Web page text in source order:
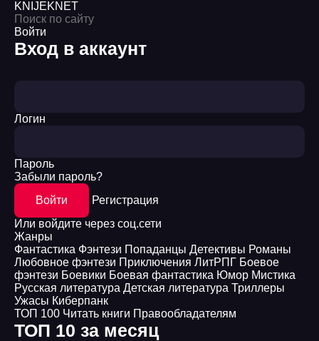
KNIJEKNET
Войти
Вход в аккаунт
Логин
Пароль
Забыли пароль?
Войти
Регистрация
Или войдите через соц.сети
Жанры
Фантастика Фэнтези Попаданцы Детективы Романы
Любовное фэнтези Приключения ЛитРПГ Боевое
фэнтези Боевики Боевая фантастика Юмор Мистика
Русская литература Детская литература Триллеры
Ужасы Киберпанк
ТОП 100 Читать книги Правообладателям
ТОП 10 за месяц